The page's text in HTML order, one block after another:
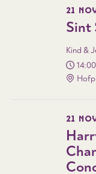
21
Sint
Kind &
14:00
21